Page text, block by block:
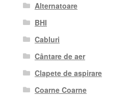
Alternatoare
BHI
Cabluri
Cântare de aer
Clapete de aspirare
Coarne Coarne